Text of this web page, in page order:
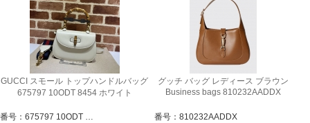
GUCCI スモール トップハンドルバッグ
‎675797 10ODT 8454 ホワイト
番号：675797 10ODT 8454
グッチ バッグ レディース ブラウン
Business bags 810232AADDX
番号：810232AADDX